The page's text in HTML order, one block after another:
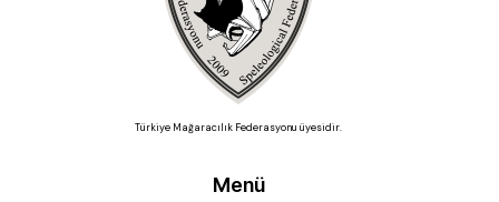
Türkiye Mağaracılık Federasyonu üyesidir.
Menü